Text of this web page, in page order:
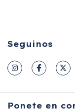
Seguinos
Ponete en